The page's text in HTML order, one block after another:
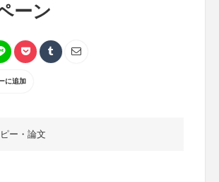
ーン
に追加
ー・論文